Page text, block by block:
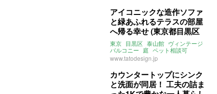
デザイナーズ
おしゃれ シンプル
緑 賃貸
アイコニックな造作ソファ
と緑あふれるテラスの部屋
へ帰る幸せ (東京都目黒区
60㎡の賃貸物件)
東京 目黒区 泰山館 ヴィンテージ
バルコニー 庭 ペット相談可
2LDK 賃貸
www.tatodesign.jp
カウンタートップにシンク
と洗面が同居！ 工夫の詰ま